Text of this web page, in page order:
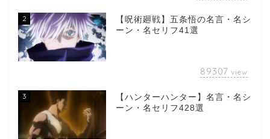
2
【呪術廻戦】五条悟の名言・名シ
ーン・名セリフ41選
89307 view
3
【ハンターハンター】名言・名シ
ーン・名セリフ428選